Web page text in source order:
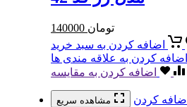
140000 تومان
اضافه کردن به سبد خرید
اضافه کردن به علاقه مندی ها
اضافه کردن به مقایسه
مشاهده سریع
اضافه کردن